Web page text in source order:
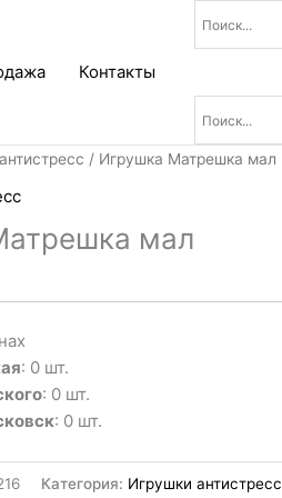
Контакты
/ Игрушка Матрешка мал
мал
: 0 шт.
: 0 шт.
: 0 шт.
Категория: Игрушки антистресс